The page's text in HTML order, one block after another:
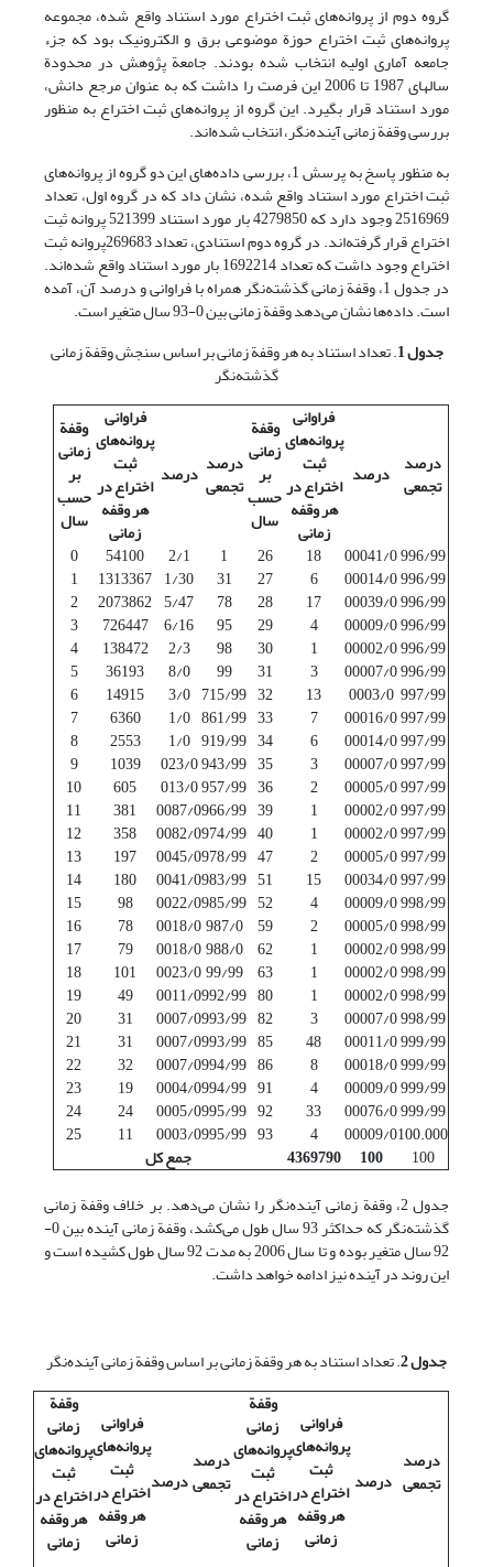
گروه دوم از پروانه‌های ثبت اختراع مورد استناد واقع شده، مجموعه
پروانه‌های ثبت اختراع حوزة موضوعی برق و الکترونیک بود که جزء
جامعه آماری اولیه انتخاب شده بودند. جامعة پژوهش در محدودة
سالهای 1987 تا 2006 این فرصت را داشت که به عنوان مرجع دانش،
مورد استناد قرار بگیرد. این گروه از پروانه‌های ثبت اختراع به منظور
بررسی وقفة زمانی آینده‌نگر، انتخاب شده‌اند.
به منظور پاسخ به پرسش 1، بررسی داده‌های این دو گروه از پروانه‌های
ثبت اختراع مورد استناد واقع شده، نشان داد که در گروه اول، تعداد
2516969 وجود دارد که 4279850 بار مورد استناد 521399 پروانه ثبت
اختراع قرار گرفته‌اند. در گروه دوم استنادی، تعداد 269683پروانه ثبت
اختراع وجود داشت که تعداد 1692214 بار مورد استناد واقع شده‌اند.
در جدول 1، وقفة زمانی گذشته‌نگر همراه با فراوانی و درصد آن، آمده
است. داده‌ها نشان می‌دهد وقفة زمانی بین 0-93 سال متغیر است.
جدول 1 . تعداد استناد به هر وقفة زمانی بر اساس سنجش وقفة زمانی
گذشته‌نگر
درصد
تجمعی درصد
فراوانی
پروانه‌های
ثبت
اختراع در
هر وقفه
زمانی
وقفة
زمانی
بر
حسب
سال
درصد
تجمعی درصد
فراوانی
پروانه‌های
ثبت
اختراع در
هر وقفه
زمانی
وقفة
زمانی
بر
حسب
سال
996/99
00041/0
18
26
1
2/1
54100
0
996/99
00014/0
6
27
31
1/30
1313367
1
996/99
00039/0
17
28
78
5/47
2073862
2
996/99
00009/0
4
29
95
6/16
726447
3
996/99
00002/0
1
30
98
2/3
138472
4
996/99
00007/0
3
31
99
8/0
36193
5
997/99
0003/0
13
32
715/99
3/0
14915
6
997/99
00016/0
7
33
861/99
1/0
6360
7
997/99
00014/0
6
34
919/99
1/0
2553
8
997/99
00007/0
3
35
943/99
023/0
1039
9
997/99
00005/0
2
36
957/99
013/0
605
10
997/99
00002/0
1
39
966/99
0087/0
381
11
997/99
00002/0
1
40
974/99
0082/0
358
12
997/99
00005/0
2
47
978/99
0045/0
197
13
997/99
00034/0
15
51
983/99
0041/0
180
14
998/99
00009/0
4
52
985/99
0022/0
98
15
998/99
00005/0
2
59
987/0
0018/0
78
16
998/99
00002/0
1
62
988/0
0018/0
79
17
998/99
00002/0
1
63
99/99
0023/0
101
18
998/99
00002/0
1
80
992/99
0011/0
49
19
998/99
00007/0
3
82
993/99
0007/0
31
20
999/99
00011/0
48
85
993/99
0007/0
31
21
999/99
00018/0
8
86
994/99
0007/0
32
22
999/99
00009/0
4
91
994/99
0004/0
19
23
999/99
00076/0
33
92
995/99
0005/0
24
24
100.000
00009/0
4
93
995/99
0003/0
11
25
100
100
4369790
جمع کل
جدول 2، وقفة زمانی آینده‌نگر را نشان می‌دهد. بر خلاف وقفة زمانی
گذشته‌نگر که حداکثر 93 سال طول می‌کشد، وقفة زمانی آینده بین 0-
92 سال متغیر بوده و تا سال 2006 به مدت 92 سال طول کشیده است و
این روند در آینده نیز ادامه خواهد داشت.
جدول 2 . تعداد استناد به هر وقفة زمانی بر اساس وقفة زمانی آینده‌نگر
درصد
تجمعی درصد
فراوانی
پروانه‌های
ثبت
اختراع در
هر وقفه
زمانی
وقفة
زمانی
پروانه‌های
ثبت
اختراع در
هر وقفه
زمانی
درصد
تجمعیدرصد
فراوانی
پروانه‌های
ثبت
اختراع در
هر وقفه
زمانی
وقفة
زمانی
پروانه‌های
ثبت
اختراع در
هر وقفه
زمانی